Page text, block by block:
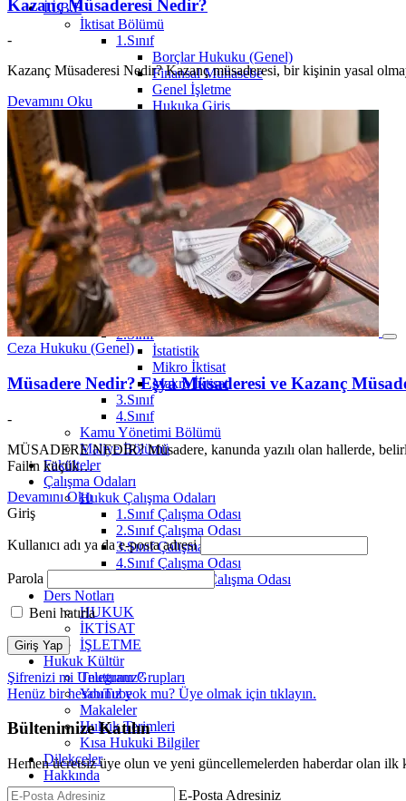
İ.İ.B.F
İktisat Bölümü
1.Sınıf
Borçlar Hukuku (Genel)
Finansal Muhasebe
Genel İşletme
Hukuka Giriş
Sosyolojiye Giriş
Temel Bilgi Teknolojileri
Yönetim ve Organizasyon
2.Sınıf
İstatistik
3.Sınıf
4.Sınıf
İşletme Bölümü
1.Sınıf
İşletme İlkeleri
Davranış Bilimleri
2.Sınıf
İstatistik
Mikro İktisat
Makro İktisat
3.Sınıf
4.Sınıf
Kamu Yönetimi Bölümü
Maliye Bölümü
Fakülteler
Çalışma Odaları
Hukuk Çalışma Odaları
1.Sınıf Çalışma Odası
2.Sınıf Çalışma Odası
3.Sınıf Çalışma Odası
4.Sınıf Çalışma Odası
ARABULUCULUK Çalışma Odası
Ders Notları
HUKUK
İKTİSAT
İŞLETME
Hukuk Kültür
Telegram Grupları
YouTube
Makaleler
Hukuk Terimleri
Kısa Hukuki Bilgiler
Dilekçeler
Hakkında
Kazanç Müsaderesi Nedir?
-
Kazanç Müsaderesi Nedir? Kazanç müsaderesi, bir kişinin yasal
Devamını Oku
Ceza Hukuku (Genel)
Müsadere Nedir? Eşya Müsaderesi ve Kazanç
-
MÜSADERE NEDİR? Müsadere, kanunda yazılı olan hallerde,
Failin küçük…
Devamını Oku
Giriş
Kullanıcı adı ya da e-posta adresi
Parola
Beni hatırla
Şifrenizi mi Unuttunuz?
Henüz bir hesabınız yok mu? Üye olmak için tıklayın.
Bültenimize Katılın
Hemen ücretsiz üye olun ve yeni güncellemelerden haberdar olan ilk
E-Posta Adresiniz